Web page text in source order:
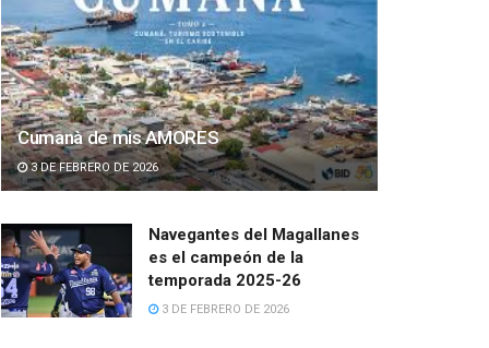
Cumanà de mis AMORES
3 DE FEBRERO DE 2026
Navegantes del Magallanes
es el campeón de la
temporada 2025-26
3 DE FEBRERO DE 2026